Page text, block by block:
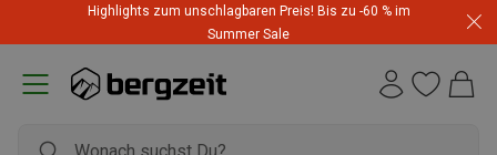
Highlights zum unschlagbaren Preis! Bis zu -60 % im
Summer Sale